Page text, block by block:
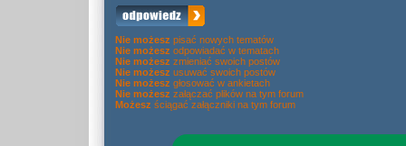
Nie możesz pisać nowych tematów
Nie możesz odpowiadać w tematach
Nie możesz zmieniać swoich postów
Nie możesz usuwać swoich postów
Nie możesz głosować w ankietach
Nie możesz załączać plików na tym forum
Możesz ściągać załączniki na tym forum